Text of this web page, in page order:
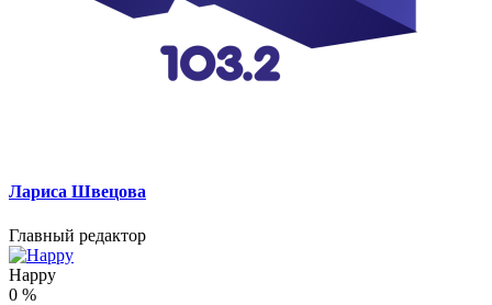
Лариса Швецова
Главный редактор
Happy
0 %